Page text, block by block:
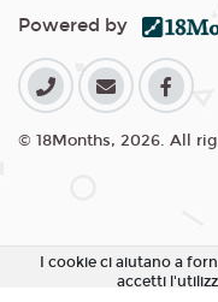
Powered by
© 18Months, 2026. All
I cookie ci aiutano a
accetti